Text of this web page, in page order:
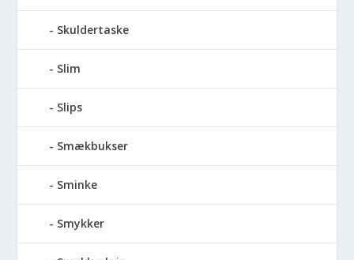
Skuldertaske
Slim
Slips
Smækbukser
Sminke
Smykker